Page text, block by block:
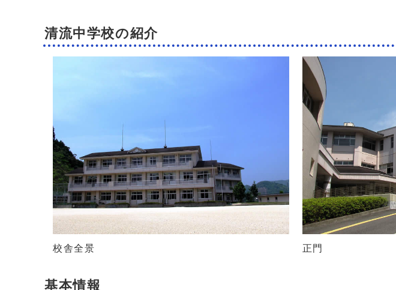
清流中学校の紹介
校舎全景 正門
基本情報